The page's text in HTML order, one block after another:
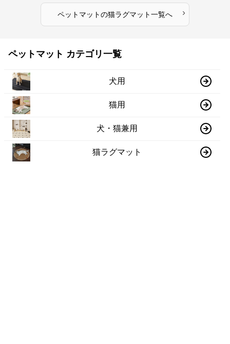
ペットマットの猫ラグマット一覧へ ›
ペットマット カテゴリ一覧
犬用
猫用
犬・猫兼用
猫ラグマット